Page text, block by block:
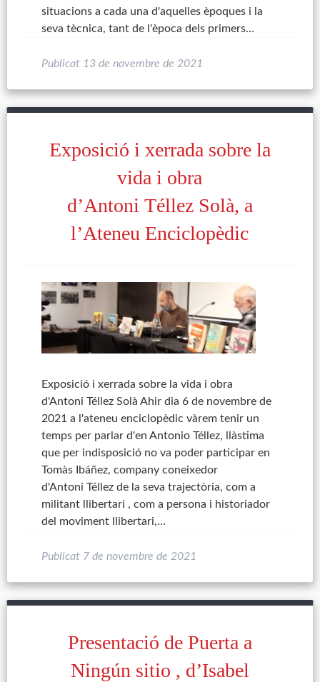
situacions a cada una d'aquelles èpoques i la
seva tècnica, tant de l'època dels primers…
Publicat 13 de novembre de 2021
Exposició i xerrada sobre la
vida i obra
d’Antoni Téllez Solà, a
l’Ateneu Enciclopèdic
Exposició i xerrada sobre la vida i obra
d'Antoni Téllez Solà Ahir dia 6 de novembre de
2021 a l'ateneu enciclopèdic vàrem tenir un
temps per parlar d'en Antonio Téllez, llàstima
que per indisposició no va poder participar en
Tomàs Ibáñez, company coneixedor
d'Antoni Téllez de la seva trajectòria, com a
militant llibertari , com a persona i historiador
del moviment llibertari,…
Publicat 7 de novembre de 2021
Presentació de Puerta a
Ningún sitio , d’Isabel